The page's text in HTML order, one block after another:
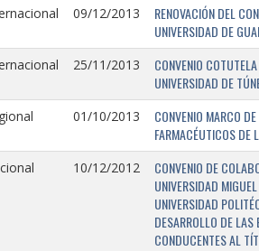
09/12/2013
RENOVACIÓN DEL
UNIVERSIDAD DE
25/11/2013
CONVENIO
UNIVERSIDAD DE
01/10/2013
CONVENIO MARCO
FARMACÉUTICOS DE
10/12/2012
CONVENIO DE
UNIVERSIDAD
UNIVERSIDAD
DESARROLLO DE
CONDUCENTES AL